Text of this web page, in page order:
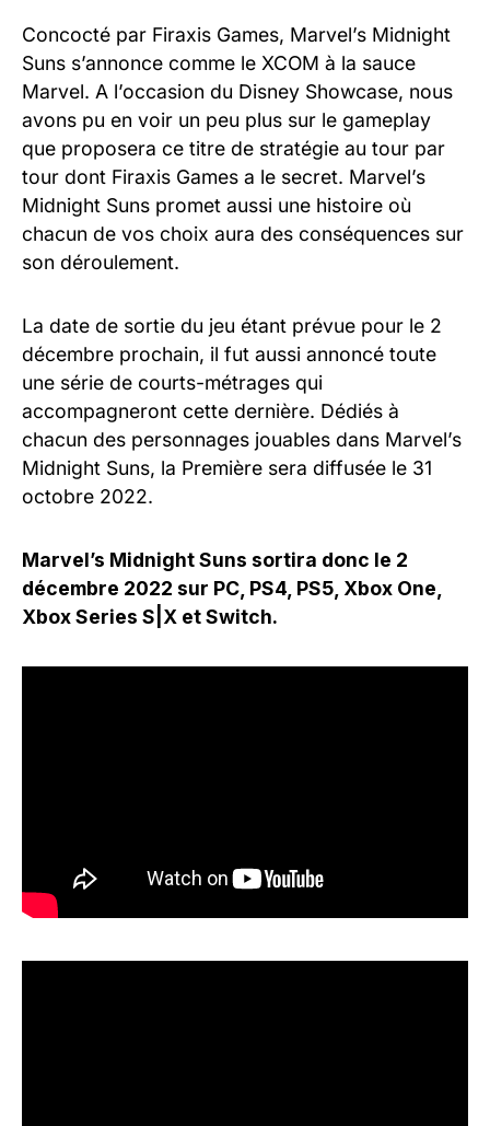
Concocté par Firaxis Games, Marvel’s Midnight
Suns s’annonce comme le XCOM à la sauce
Marvel. A l’occasion du Disney Showcase, nous
avons pu en voir un peu plus sur le gameplay
que proposera ce titre de stratégie au tour par
tour dont Firaxis Games a le secret. Marvel’s
Midnight Suns promet aussi une histoire où
chacun de vos choix aura des conséquences sur
son déroulement.
La date de sortie du jeu étant prévue pour le 2
décembre prochain, il fut aussi annoncé toute
une série de courts-métrages qui
accompagneront cette dernière. Dédiés à
chacun des personnages jouables dans Marvel’s
Midnight Suns, la Première sera diffusée le 31
octobre 2022.
Marvel’s Midnight Suns sortira donc le 2
décembre 2022 sur PC, PS4, PS5, Xbox One,
Xbox Series S|X et Switch.